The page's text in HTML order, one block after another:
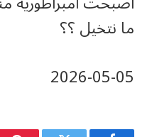
ما نتخيل ؟؟
‎2026-‎05-‎05